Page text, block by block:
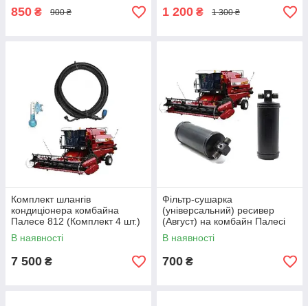
850 ₴ 900 ₴ 1 200 ₴ 1 300 ₴
Комплект шлангів
кондиціонера комбайна
Палесе 812 (Комплект 4 шт.)
В наявності
7 500 ₴
Фільтр-сушарка
(універсальний) ресивер
(Август) на комбайн Палесі
КЗС-1218, Палесе КЗС-812
В наявності
700 ₴